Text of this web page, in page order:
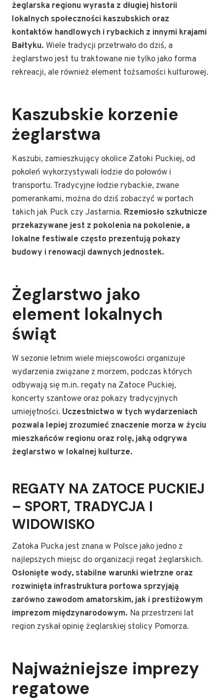
żeglarska regionu wyrasta z długiej historii
lokalnych społeczności kaszubskich oraz
kontaktów handlowych i rybackich z innymi krajami
Bałtyku. Wiele tradycji przetrwało do dziś, a
żeglarstwo jest tu traktowane nie tylko jako forma
rekreacji, ale również element tożsamości kulturowej.
Kaszubskie korzenie
żeglarstwa
Kaszubi, zamieszkujący okolice Zatoki Puckiej, od
pokoleń wykorzystywali łodzie do połowów i
transportu. Tradycyjne łodzie rybackie, zwane
pomerankami, można do dziś zobaczyć w portach
takich jak Puck czy Jastarnia. Rzemiosło szkutnicze
przekazywane jest z pokolenia na pokolenie, a
lokalne festiwale często prezentują pokazy
budowy i renowacji dawnych jednostek.
Żeglarstwo jako
element lokalnych
świąt
W sezonie letnim wiele miejscowości organizuje
wydarzenia związane z morzem, podczas których
odbywają się m.in. regaty na Zatoce Puckiej,
koncerty szantowe oraz pokazy tradycyjnych
umiejętności. Uczestnictwo w tych wydarzeniach
pozwala lepiej zrozumieć znaczenie morza w życiu
mieszkańców regionu oraz rolę, jaką odgrywa
żeglarstwo w lokalnej kulturze.
REGATY NA ZATOCE PUCKIEJ
– SPORT, TRADYCJA I
WIDOWISKO
Zatoka Pucka jest znana w Polsce jako jedno z
najlepszych miejsc do organizacji regat żeglarskich.
Osłonięte wody, stabilne warunki wietrzne oraz
rozwinięta infrastruktura portowa sprzyjają
zarówno zawodom amatorskim, jak i prestiżowym
imprezom międzynarodowym. Na przestrzeni lat
region zyskał opinię żeglarskiej stolicy Pomorza.
Najważniejsze imprezy
regatowe